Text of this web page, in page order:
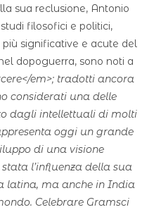
sua reclusione, Antonio
filosofici e politici,
significative e acute del
dopoguerra, sono noti a
em>; tradotti ancora
considerati una delle
dagli intellettuali di molti
oggi un grande
di una visione
l’influenza della sua
latina, ma anche in India
Celebrare Gramsci